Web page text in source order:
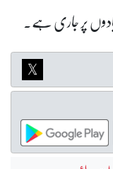
پر جاری ہے۔